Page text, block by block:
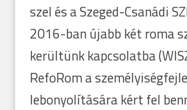
szel és a Szeged-Csanádi
2016-ban újabb két roma
kerültünk kapcsolatba
RefoRom a
lebonyolítására kért fel